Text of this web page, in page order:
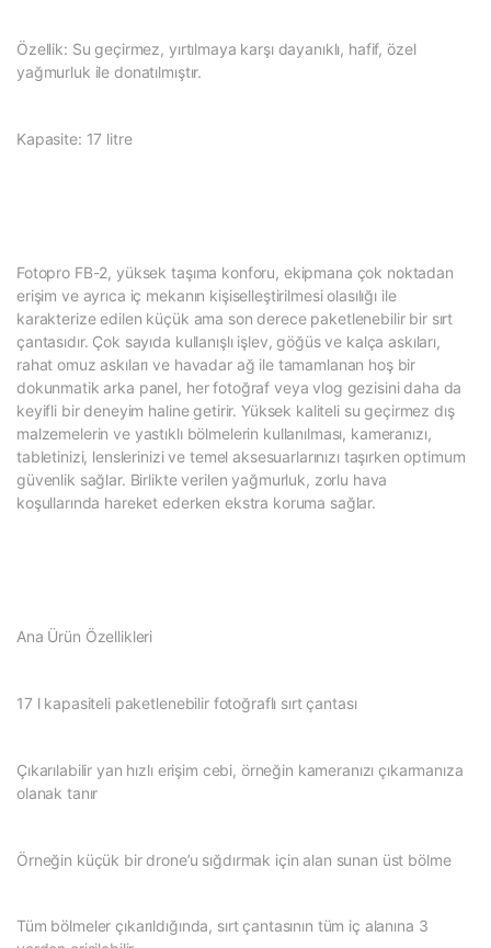
Özellik: Su geçirmez, yırtılmaya karşı dayanıklı, hafif, özel
yağmurluk ile donatılmıştır.
Kapasite: 17 litre
Fotopro FB-2, yüksek taşıma konforu, ekipmana çok noktadan
erişim ve ayrıca iç mekanın kişiselleştirilmesi olasılığı ile
karakterize edilen küçük ama son derece paketlenebilir bir sırt
çantasıdır. Çok sayıda kullanışlı işlev, göğüs ve kalça askıları,
rahat omuz askıları ve havadar ağ ile tamamlanan hoş bir
dokunmatik arka panel, her fotoğraf veya vlog gezisini daha da
keyifli bir deneyim haline getirir. Yüksek kaliteli su geçirmez dış
malzemelerin ve yastıklı bölmelerin kullanılması, kameranızı,
tabletinizi, lenslerinizi ve temel aksesuarlarınızı taşırken optimum
güvenlik sağlar. Birlikte verilen yağmurluk, zorlu hava
koşullarında hareket ederken ekstra koruma sağlar.
Ana Ürün Özellikleri
17 l kapasiteli paketlenebilir fotoğraflı sırt çantası
Çıkarılabilir yan hızlı erişim cebi, örneğin kameranızı çıkarmanıza
olanak tanır
Örneğin küçük bir drone’u sığdırmak için alan sunan üst bölme
Tüm bölmeler çıkarıldığında, sırt çantasının tüm iç alanına 3